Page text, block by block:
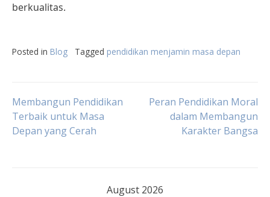
berkualitas.
Posted in Blog Tagged pendidikan menjamin masa depan
Post
navigation
Membangun Pendidikan
Terbaik untuk Masa
Depan yang Cerah
Peran Pendidikan Moral
dalam Membangun
Karakter Bangsa
August 2026